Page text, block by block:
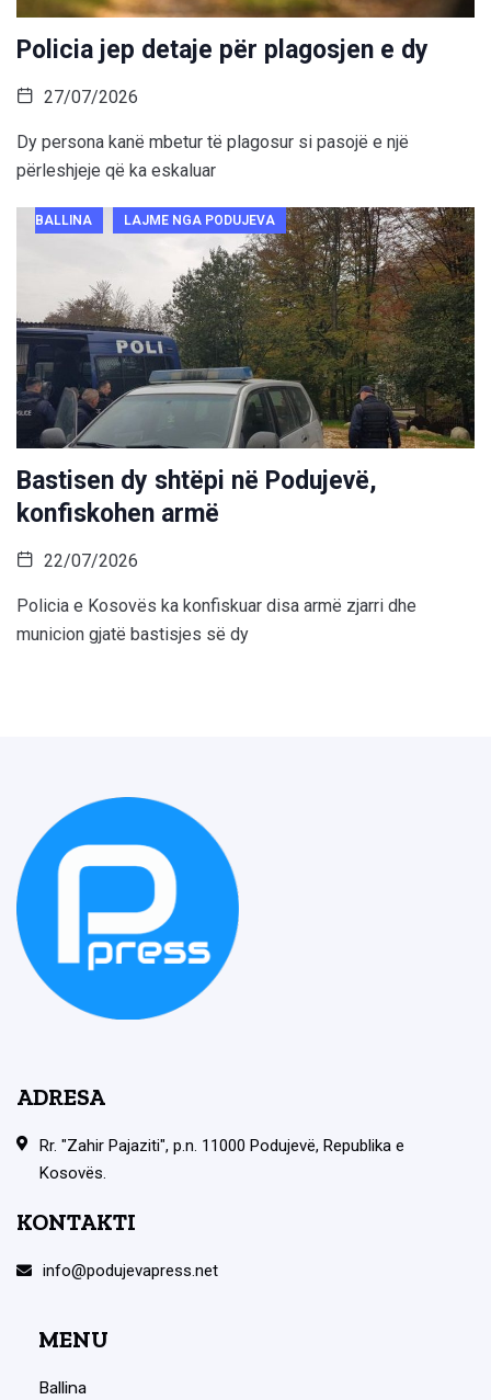
Policia jep detaje për plagosjen e dy
27/07/2026
Dy persona kanë mbetur të plagosur si pasojë e një
përleshjeje që ka eskaluar
BALLINA LAJME NGA PODUJEVA
Bastisen dy shtëpi në Podujevë,
konfiskohen armë
22/07/2026
Policia e Kosovës ka konfiskuar disa armë zjarri dhe
municion gjatë bastisjes së dy
ADRESA
Rr. "Zahir Pajaziti", p.n. 11000 Podujevë, Republika e
Kosovës.
KONTAKTI
info@podujevapress.net
MENU
Ballina